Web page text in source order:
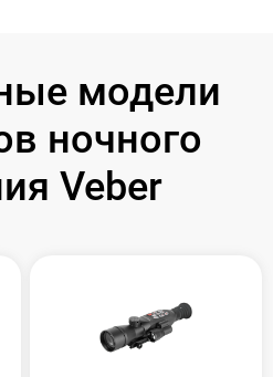
модели
ночного
Veber